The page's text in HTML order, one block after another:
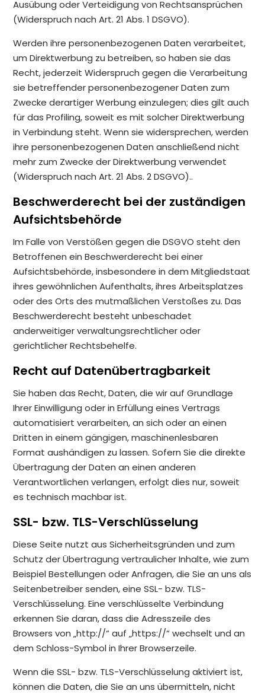
Ausübung oder Verteidigung von Rechtsansprüchen
(Widerspruch nach Art. 21 Abs. 1 DSGVO).
Werden ihre personenbezogenen Daten verarbeitet,
um Direktwerbung zu betreiben, so haben sie das
Recht, jederzeit Widerspruch gegen die Verarbeitung
sie betreffender personenbezogener Daten zum
Zwecke derartiger Werbung einzulegen; dies gilt auch
für das Profiling, soweit es mit solcher Direktwerbung
in Verbindung steht. Wenn sie widersprechen, werden
ihre personenbezogenen Daten anschließend nicht
mehr zum Zwecke der Direktwerbung verwendet
(Widerspruch nach Art. 21 Abs. 2 DSGVO)..
Beschwerderecht bei der zuständigen
Aufsichtsbehörde
Im Falle von Verstößen gegen die DSGVO steht den
Betroffenen ein Beschwerderecht bei einer
Aufsichtsbehörde, insbesondere in dem Mitgliedstaat
ihres gewöhnlichen Aufenthalts, ihres Arbeitsplatzes
oder des Orts des mutmaßlichen Verstoßes zu. Das
Beschwerderecht besteht unbeschadet
anderweitiger verwaltungsrechtlicher oder
gerichtlicher Rechtsbehelfe.
Recht auf Datenübertragbarkeit
Sie haben das Recht, Daten, die wir auf Grundlage
Ihrer Einwilligung oder in Erfüllung eines Vertrags
automatisiert verarbeiten, an sich oder an einen
Dritten in einem gängigen, maschinenlesbaren
Format aushändigen zu lassen. Sofern Sie die direkte
Übertragung der Daten an einen anderen
Verantwortlichen verlangen, erfolgt dies nur, soweit
es technisch machbar ist.
SSL- bzw. TLS-Verschlüsselung
Diese Seite nutzt aus Sicherheitsgründen und zum
Schutz der Übertragung vertraulicher Inhalte, wie zum
Beispiel Bestellungen oder Anfragen, die Sie an uns als
Seitenbetreiber senden, eine SSL- bzw. TLS-
Verschlüsselung. Eine verschlüsselte Verbindung
erkennen Sie daran, dass die Adresszeile des
Browsers von „http://“ auf „https://“ wechselt und an
dem Schloss-Symbol in Ihrer Browserzeile.
Wenn die SSL- bzw. TLS-Verschlüsselung aktiviert ist,
können die Daten, die Sie an uns übermitteln, nicht